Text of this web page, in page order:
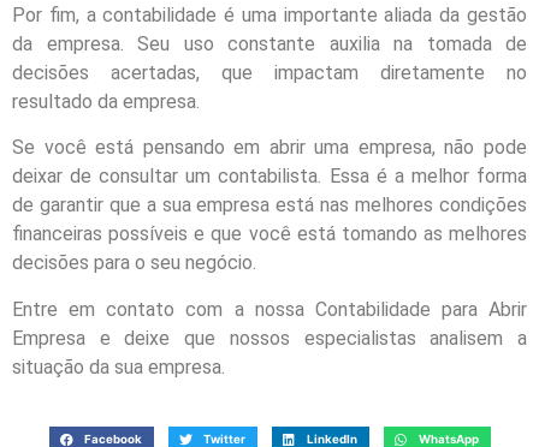
Por fim, a contabilidade é uma importante aliada da gestão
da empresa. Seu uso constante auxilia na tomada de
decisões acertadas, que impactam diretamente no
resultado da empresa.
Se você está pensando em abrir uma empresa, não pode
deixar de consultar um contabilista. Essa é a melhor forma
de garantir que a sua empresa está nas melhores condições
financeiras possíveis e que você está tomando as melhores
decisões para o seu negócio.
Entre em contato com a nossa Contabilidade para Abrir
Empresa e deixe que nossos especialistas analisem a
situação da sua empresa.
Facebook Twitter LinkedIn WhatsApp